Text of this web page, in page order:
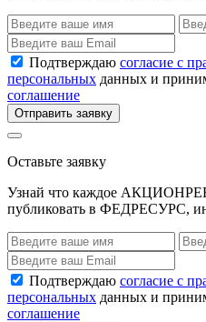
Подтверждаю согласие с
персональных данных и
соглашение
Отправить заявку
Оставьте заявку
Узнай что каждое
публиковать в ФЕДРЕСУРС,
Подтверждаю согласие с
персональных данных и
соглашение